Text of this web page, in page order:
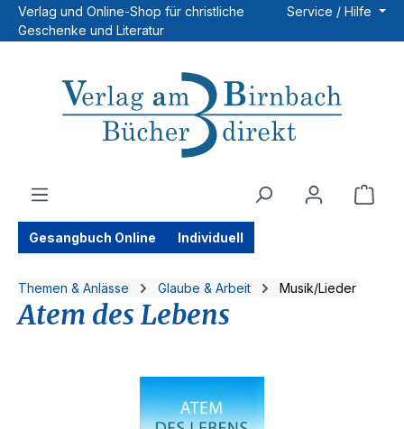
Zum Hauptinhalt springen
Verlag und Online-Shop für christliche
Geschenke und Literatur
Service / Hilfe
Gesangbuch Online Individuell
Themen & Anlässe Glaube & Arbeit Musik/Lieder
Atem des Lebens
Bildergalerie überspringen